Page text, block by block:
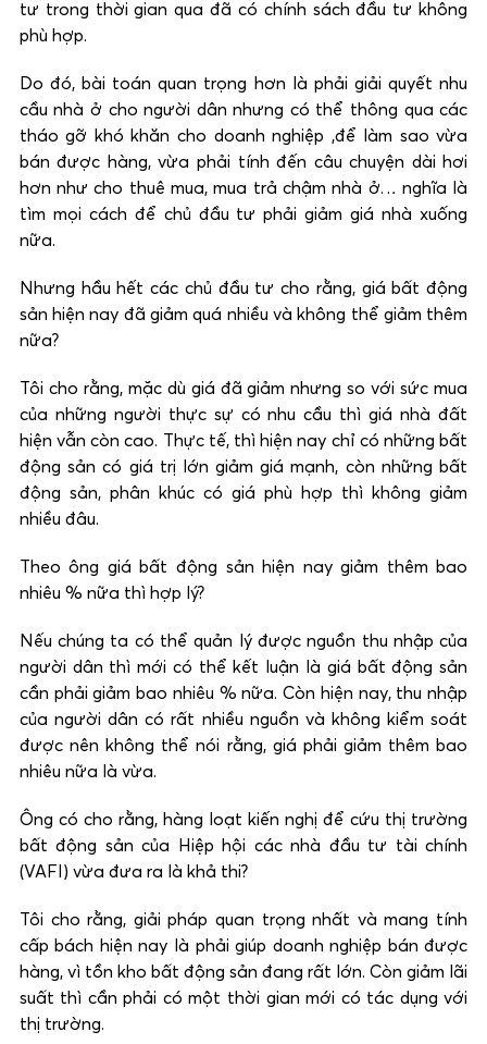
tư trong thời gian qua đã có chính sách đầu tư không
phù hợp.
Do đó, bài toán quan trọng hơn là phải giải quyết nhu
cầu nhà ở cho người dân nhưng có thể thông qua các
tháo gỡ khó khăn cho doanh nghiệp ,để làm sao vừa
bán được hàng, vừa phải tính đến câu chuyện dài hơi
hơn như cho thuê mua, mua trả chậm nhà ở… nghĩa là
tìm mọi cách để chủ đầu tư phải giảm giá nhà xuống
nữa.
Nhưng hầu hết các chủ đầu tư cho rằng, giá bất động
sản hiện nay đã giảm quá nhiều và không thể giảm thêm
nữa?
Tôi cho rằng, mặc dù giá đã giảm nhưng so với sức mua
của những người thực sự có nhu cầu thì giá nhà đất
hiện vẫn còn cao. Thực tế, thì hiện nay chỉ có những bất
động sản có giá trị lớn giảm giá mạnh, còn những bất
động sản, phân khúc có giá phù hợp thì không giảm
nhiều đâu.
Theo ông giá bất động sản hiện nay giảm thêm bao
nhiêu % nữa thì hợp lý?
Nếu chúng ta có thể quản lý được nguồn thu nhập của
người dân thì mới có thể kết luận là giá bất động sản
cần phải giảm bao nhiêu % nữa. Còn hiện nay, thu nhập
của người dân có rất nhiều nguồn và không kiểm soát
được nên không thể nói rằng, giá phải giảm thêm bao
nhiêu nữa là vừa.
Ông có cho rằng, hàng loạt kiến nghị để cứu thị trường
bất động sản của Hiệp hội các nhà đầu tư tài chính
(VAFI) vừa đưa ra là khả thi?
Tôi cho rằng, giải pháp quan trọng nhất và mang tính
cấp bách hiện nay là phải giúp doanh nghiệp bán được
hàng, vì tồn kho bất động sản đang rất lớn. Còn giảm lãi
suất thì cần phải có một thời gian mới có tác dụng với
thị trường.